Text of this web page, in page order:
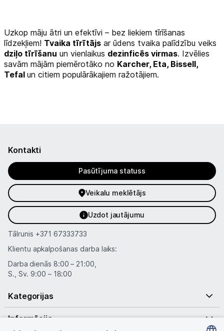
Tehnikas izvešana
Uzņēmumiem
Informācija
Uzkop māju ātri un efektīvi – bez liekiem tīrīšanas
līdzekļiem! Tvaika tīrītājs ar ūdens tvaika palīdzību veiks
dziļo tīrīšanu un vienlaikus dezinficēs virmas. Izvēlies
savām mājām piemērotāko no Karcher, Eta, Bissell,
Tefal un citiem populārākajiem ražotājiem.
Kontakti
Pasūtījuma statuss
Veikalu meklētājs
Uzdot jautājumu
Tālrunis +371 67333733
Klientu apkalpošanas darba laiks:
Darba dienās 8:00 – 21:00,
S., Sv. 9:00 – 18:00
Kategorijas
Informācija